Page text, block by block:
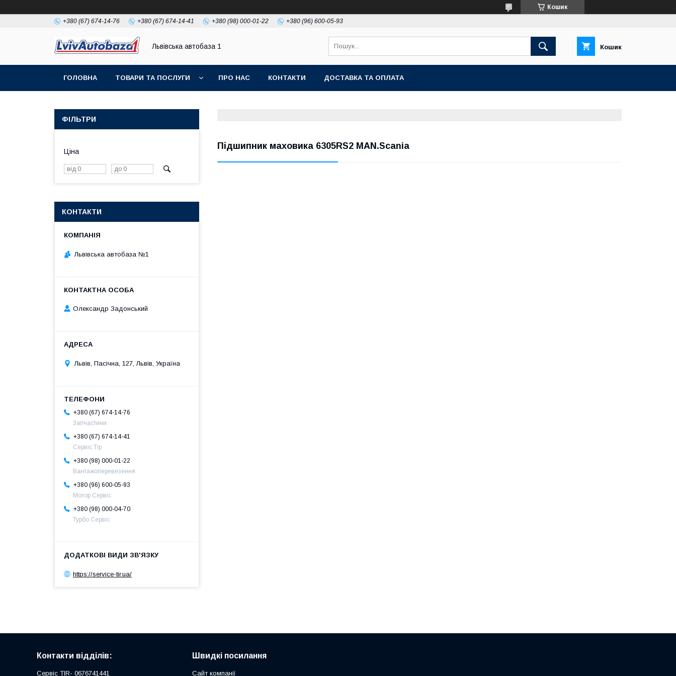
Кошик
+380 (67) 674-14-76 +380 (67) 674-14-41 +380 (98) 000-01-22 +380 (96) 600-05-93
Львівська автобаза 1 Кошик
ГОЛОВНА ТОВАРИ ТА ПОСЛУГИ ПРО НАС КОНТАКТИ ДОСТАВКА ТА ОПЛАТА
Підшипник маховика 6305RS2 MAN.Scania
ФІЛЬТРИ
Ціна
КОНТАКТИ
Львівська автобаза №1
Олександр Задонський
Львів, Пасічна, 127, Львів, Україна
+380 (67) 674-14-76
Запчастини
+380 (67) 674-14-41
Сервіс Тір
+380 (98) 000-01-22
Вантажоперевезення
+380 (96) 600-05-93
Мотор Сервіс
+380 (98) 000-04-70
Турбо Сервіс
https://service-tir.ua/
Контакти відділів:
Сервіс TIR- 0676741441
Швидкі посилання
Сайт компанії